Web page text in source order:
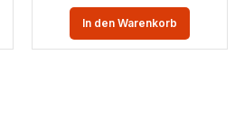
In den Warenkorb